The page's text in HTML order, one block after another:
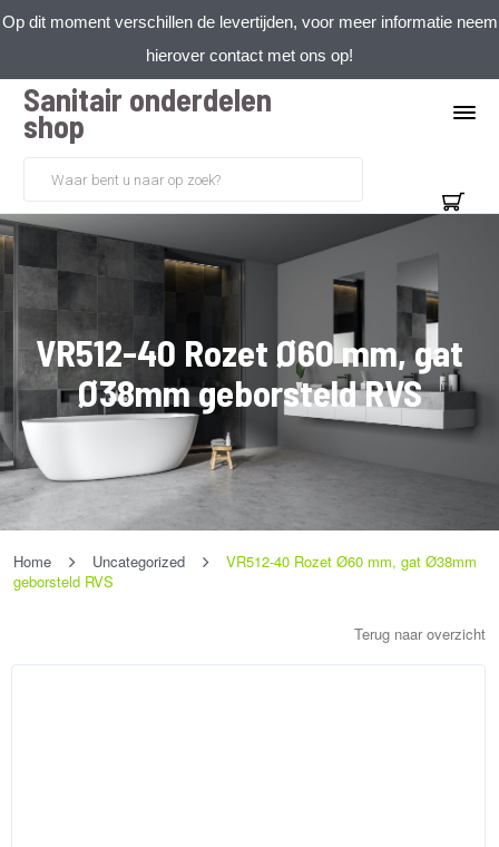
Op dit moment verschillen de levertijden, voor meer informatie neem
hierover contact met ons op!
Sanitair onderdelen
shop
VR512-40 Rozet Ø60 mm, gat
Ø38mm geborsteld RVS
Home Uncategorized
VR512-40 Rozet Ø60 mm, gat Ø38mm
geborsteld RVS
Terug naar overzicht